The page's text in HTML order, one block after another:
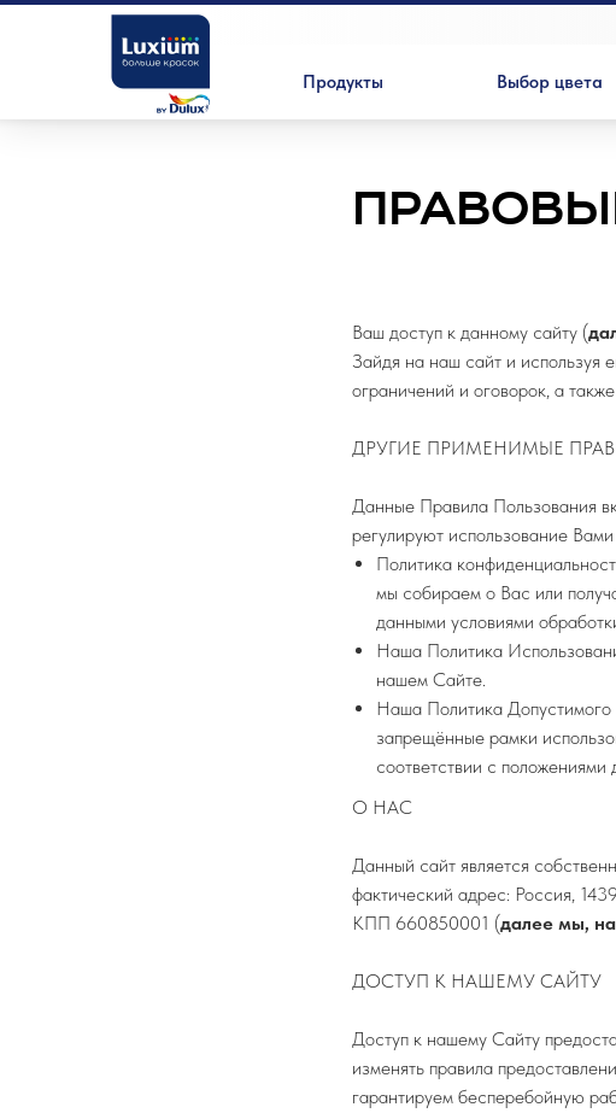
Продукты Выбор цвета
Ваш доступ к данному сайту (
Зайдя на наш сайт и используя
ограничений и оговорок, а
ДРУГИЕ ПРИМЕНИМЫЕ
Данные Правила Пользования
регулируют использование
Политика
мы собираем о Вас или
данными условиями
Наша Политика
нашем Сайте.
Наша Политика Допустимого
запрещённые рамки
соответствии с
О НАС
Данный сайт является
фактический адрес: Россия,
КПП 660850001 (далее мы,
ДОСТУП К НАШЕМУ САЙТУ
Доступ к нашему Сайту
изменять правила
гарантируем бесперебойную